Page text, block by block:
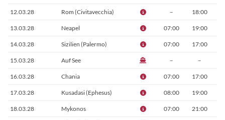
12.03.28 Rom (Civitavecchia) – 18:00
13.03.28 Neapel 07:00 19:00
14.03.28 Sizilien (Palermo) 07:00 17:00
15.03.28 Auf See – –
16.03.28 Chania 07:00 17:00
17.03.28 Kusadasi (Ephesus) 08:00 19:00
18.03.28 Mykonos 07:00 21:00